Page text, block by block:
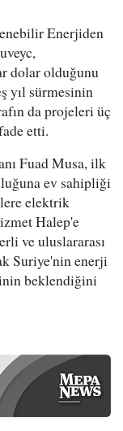
Enerjiden
dolar olduğunu
yıl sürmesinin
da projeleri üç
etti.
Fuad Musa, ilk
ev sahipliği
elektrik
Halep'e
ve uluslararası
Suriye'nin enerji
beklendiğini